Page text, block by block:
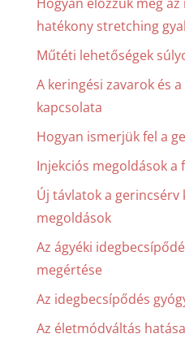
hatékony stretching
Műtéti lehetőségek
A keringési zavarok és
kapcsolata
Hogyan ismerjük fel a
Injekciós megoldások
Új távlatok a
megoldások
Az ágyéki
megértése
Az idegbecsípődés
Az életmódváltás